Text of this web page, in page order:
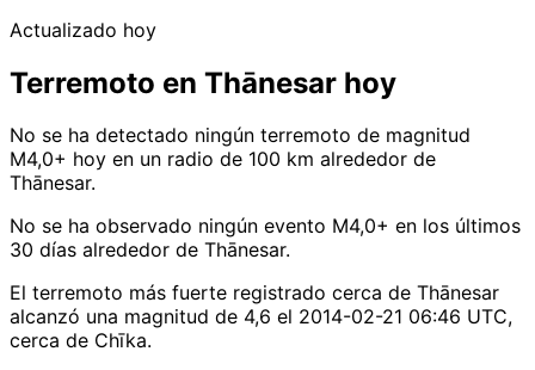
Actualizado hoy
Terremoto en Thānesar hoy
No se ha detectado ningún terremoto de magnitud
M4,0+ hoy en un radio de 100 km alrededor de
Thānesar.
No se ha observado ningún evento M4,0+ en los últimos
30 días alrededor de Thānesar.
El terremoto más fuerte registrado cerca de Thānesar
alcanzó una magnitud de 4,6 el 2014-02-21 06:46 UTC,
cerca de Chīka.